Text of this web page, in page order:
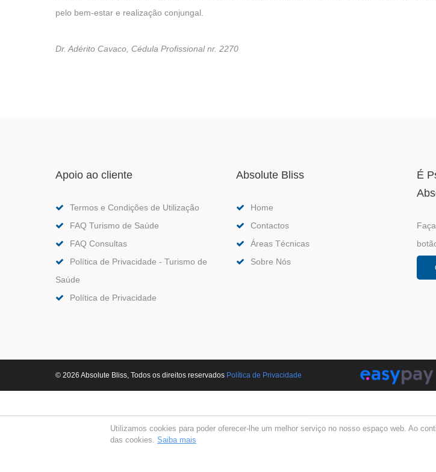
pelo bem-estar e realização conjungal.
Dr. Adérito Cavaco, Cédula Profissional nr. 2270
Apoio ao cliente
Termos e Condições de Utilização
FAQ Turismo de Saúde
FAQ Consultas
Política de Privacidade - Turismo de
Saúde
Política de Privacidade
Absolute Bliss
Home
Contactos
Áreas Técnicas
Sobre Nós
É
© 2026 Absolute Bliss, Todos os direitos reservados Polí­tica de Privacidade
Utilizamos cookies para poder oferecer-lhe um melhor serviço no nosso espaço web. Ao
das cookies. Saiba mais